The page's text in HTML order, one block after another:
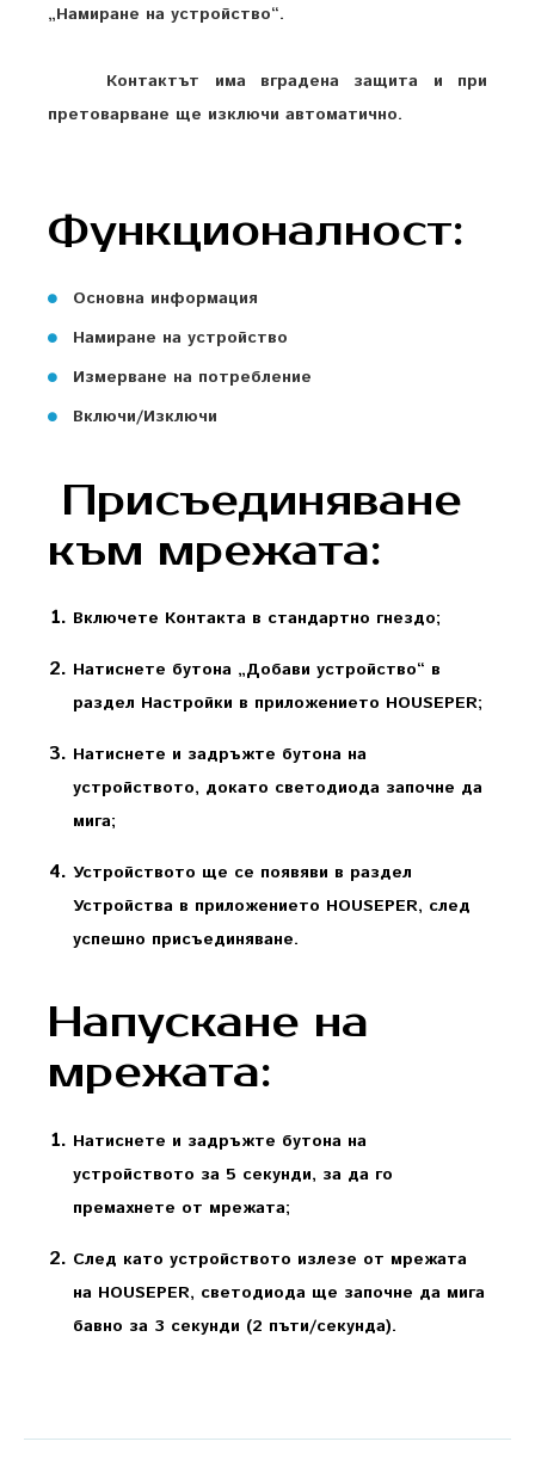
„Намиране на устройство“.
Контактът има вградена защита и при
претоварване ще изключи автоматично.
Функционалност:
Основна информация
Намиране на устройство
Измерване на потребление
Включи/Изключи
Присъединяване
към мрежата:
Включете Контакта в стандартно гнездо;
Натиснете бутона „Добави устройство“ в
раздел Настройки в приложението HOUSEPER;
Натиснете и задръжте бутона на
устройството, докато светодиода започне да
мига;
Устройството ще се появяви в раздел
Устройства в приложението HOUSEPER, след
успешно присъединяване.
Напускане на
мрежата:
Натиснете и задръжте бутона на
устройството за 5 секунди, за да го
премахнете от мрежата;
След като устройството излезе от мрежата
на HOUSEPER, светодиода ще започне да мига
бавно за 3 секунди (2 пъти/секунда).